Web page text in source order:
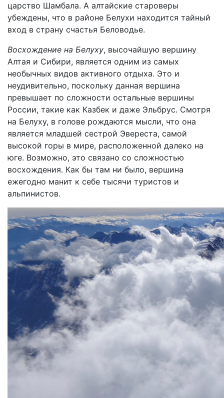
царство Шамбала. А алтайские староверы
убеждены, что в районе Белухи находится тайный
вход в страну счастья Беловодье.
Восхождение на Белуху, высочайшую вершину
Алтая и Сибири, является одним из самых
необычных видов активного отдыха. Это и
неудивительно, поскольку данная вершина
превышает по сложности остальные вершины
России, такие как Казбек и даже Эльбрус. Смотря
на Белуху, в голове рождаются мысли, что она
является младшей сестрой Эвереста, самой
высокой горы в мире, расположенной далеко на
юге. Возможно, это связано со сложностью
восхождения. Как бы там ни было, вершина
ежегодно манит к себе тысячи туристов и
альпинистов.